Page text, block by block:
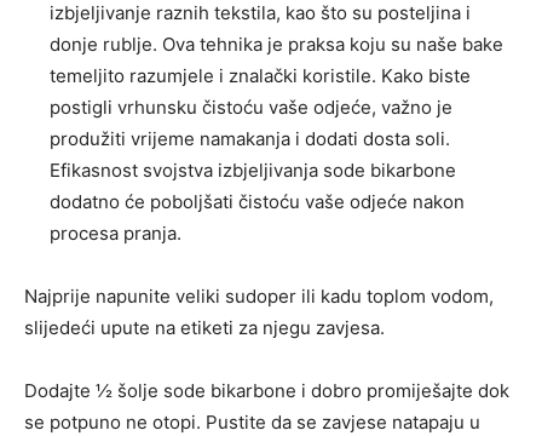
izbjeljivanje raznih tekstila, kao što su posteljina i
donje rublje. Ova tehnika je praksa koju su naše bake
temeljito razumjele i znalački koristile. Kako biste
postigli vrhunsku čistoću vaše odjeće, važno je
produžiti vrijeme namakanja i dodati dosta soli.
Efikasnost svojstva izbjeljivanja sode bikarbone
dodatno će poboljšati čistoću vaše odjeće nakon
procesa pranja.
Najprije napunite veliki sudoper ili kadu toplom vodom,
slijedeći upute na etiketi za njegu zavjesa.
Dodajte ½ šolje sode bikarbone i dobro promiješajte dok
se potpuno ne otopi. Pustite da se zavjese natapaju u